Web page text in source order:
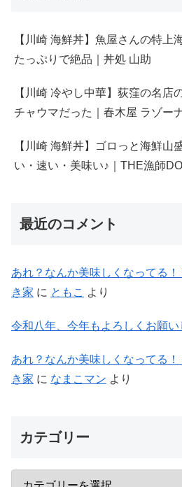
【川崎 海鮮丼】魚屋さんの特上
たっぷりで絶品｜丼処 山助
【川崎 冷やし中華】荻窪の名店
チャウマだった｜春木屋 ラゾー
【川崎 海鮮丼】ゴロっと海鮮山
い・速い・美味い♪｜THE漁師
最近のコメント
あれ？なんか美味しくなってる
き家 に ともこ より
令和八年、今年もよろしくお願い
あれ？なんか美味しくなってる
き家 に なまこマン より
カテゴリー